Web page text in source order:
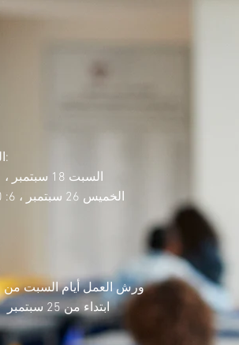
التوجيه الإلزامي:
السبت 18 سبتمبر ، 11-12 مساءً أو
الخميس 26 سبتمبر ، 6: 00-7: 00 مساءً
ورش العمل أيام السبت من 11 إلى 2 مساءً
ابتداء من 25 سبتمبر حتى 27 نوفمبر